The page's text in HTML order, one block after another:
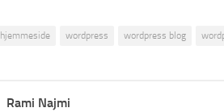
hjemmeside wordpress wordpress blog
Rami Najmi